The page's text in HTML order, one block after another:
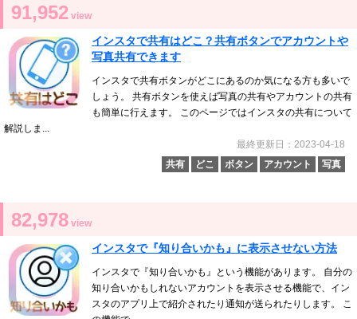
91,952 view
インスタで共有はどこ？共有ボタンでアカウントや
写真共有できます
インスタで共有ボタンがどこにあるのか気になる方も多いで
しょう。 共有ボタンを使えば写真の共有やアカウントの共有
も簡単に行えます。 このページではインスタの共有について
解説しま...
最終更新日：2023-04-18
共有
どこ ボタン アカウント 写真
82,978 view
インスタで『知り合いかも』に表示させない方法
インスタで『知り合いかも』という機能があります。 自分の
知り合いかもしれないアカウントを表示させる機能で、イン
スタのアプリ上で紹介されたり通知が送られたりします。 こ